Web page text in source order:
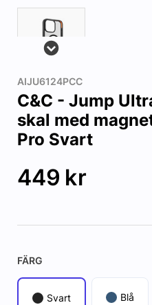
AIJU6124PCC
C&C - Jump
skal med
Pro Svart
449 kr
FÄRG
Svart Blå